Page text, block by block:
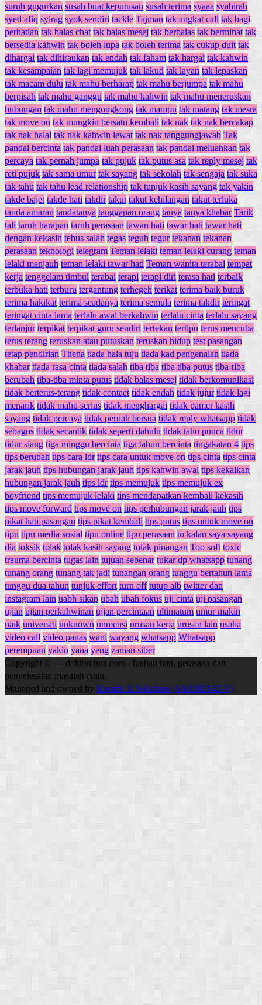
suruh gugurkan susah buat keputusan susah terima syaaa syahirah
syed afiq syirag syok sendiri tackle Tajman tak angkat call tak bagi
perhatian tak balas chat tak balas mesej tak berbalas tak berminat tak
bersedia kahwin tak boleh lupa tak boleh terima tak cukup duit tak
dihargai tak dihiraukan tak endah tak faham tak hargai tak kahwin
tak kesampaian tak lagi memujuk tak lakud tak layan tak lepaskan
tak macam dulu tak mahu berharap tak mahu berjumpa tak mahu
berpisah tak mahu ganggu tak mahu kahwin tak mahu meneruskan
hubungan tak mahu mengongkong tak mampu tak matang tak mesra
tak move on tak mungkin bersatu kembali tak nak tak nak bercakap
tak nak halal tak nak kahwin lewat tak nak tanggungjawab Tak
pandai bercinta tak pandai luah perasaan tak pandai meluahkan tak
percaya tak pernah jumpa tak pujuk tak putus asa tak reply mesej tak
reti pujuk tak sama umur tak sayang tak sekolah tak sengaja tak suka
tak tahu tak tahu lead relationship tak tunjuk kasih sayang tak yakin
takde bajet takde hati takdir takut takut kehilangan takut terluka
tanda amaran tandatanya tanggapan orang tanya tanya khabar Tarik
tali taruh harapan taruh perasaan tawan hati tawar hati tawar hati
dengan kekasih tebus salah tegas teguh tegur tekanan tekanan
perasaan teknologi telegram Teman lelaki teman lelaki curang teman
lelaki menjauh teman lelaki tawar hati Teman wanita terabai tempat
kerja tenggelam timbul terabai terapi terapi diri terasa hati terbaik
terbuka hati terburu tergantung terhegeh terikat terima baik buruk
terima hakikat terima seadanya terima semula terima takdir teringat
teringat cinta lama terlalu awal berkahwin terlalu cinta terlalu sayang
terlanjur terpikat terpikat guru sendiri tertekan tertipu terus mencuba
terus terang teruskan atau putuskan teruskan hidup test pasangan
tetap pendirian Thena tiada hala tuju tiada kad pengenalan tiada
khabar tiada rasa cinta tiada salah tiba tiba tiba tiba putus tiba-tiba
berubah tiba-tiba minta putus tidak balas mesej tidak berkomunikasi
tidak berterus-terang tidak contact tidak endah tidak jujur tidak lagi
menarik tidak mahu serius tidak menghargai tidak pamer kasih
sayang tidak percaya tidak pernah bersua tidak reply whatsapp tidak
sebagus tidak secantik tidak seperti dahulu tidak tahu punca tidur
tidur siang tiga minggu bercinta tiga tahun bercinta tingakatan 4 tips
tips berubah tips cara ldr tips cara untuk move on tips cinta tips cinta
jarak jauh tips hubungan jarak jauh tips kahwin awal tips kekalkan
hubungan jarak jauh tips ldr tips memujuk tips memujuk ex
boyfriend tips memujuk lelaki tips mendapatkan kembali kekasih
tips move forward tips move on tips perhubungan jarak jauh tips
pikat hati pasangan tips pikat kembali tips putus tips untuk move on
tipu tipu media sosial tipu online tipu perasaan to kalau saya sayang
dia toksik tolak tolak kasih sayang tolak pinangan Too soft toxic
trauma bercinta tugas lain tujuan sebenar tukar dp whatsapp tunang
tunang orang tunang tak jadi tunangan orang tunggu bertahun lama
tunggu dua tahun tunjuk effort turn off tutup aib twitter dan
instagram lain uabh sikap ubah ubah fokus uji cinta uji pasangan
ujian ujian perkahwinan ujjan percintaan ultimatum umur makin
naik universiti unknown unmensi urusan kerja urusan lain usaha
video call video panas wani wayang whatsapp Whatsapp
perempuan yakin yana yeng zaman siber
Copyright © — doktorcinta.com - luahan hati, perasaan dan
penyelesaian masalah cinta.
Managed and owned by Kreativ X Solutions (SA0382142-V).